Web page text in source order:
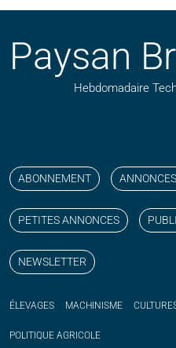
Paysan
Hebdomadaire
ABONNEMENT
PETITES ANNONCES
NEWSLETTER
ÉLEVAGES MACHINISME
POLITIQUE AGRICOLE